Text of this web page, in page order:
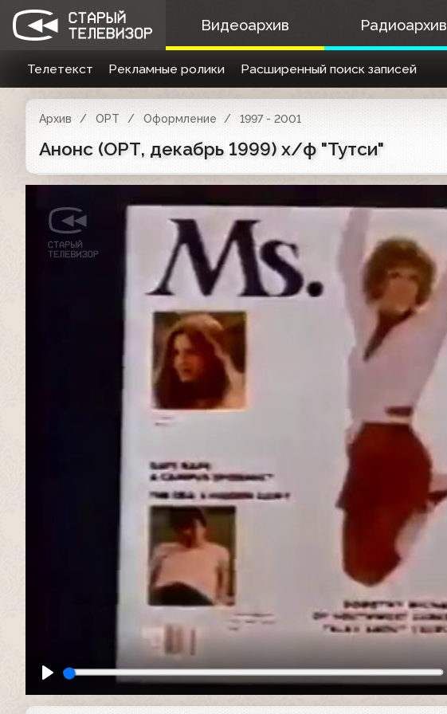
Видеоархив Радиоархив
Телетекст Рекламные ролики Расширенный поиск записей
Архив ОРТ Оформление 1997 - 2001
Анонс (ОРТ, декабрь 1999) х/ф "Тутси"